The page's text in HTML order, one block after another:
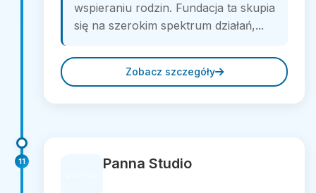
wspieraniu rodzin. Fundacja ta skupia
się na szerokim spektrum działań,...
Zobacz szczegóły
11 Panna Studio